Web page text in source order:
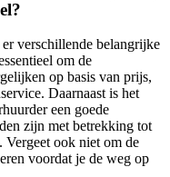
verschillende belangrijke
om de
op basis van prijs,
Daarnaast is het
een goede
zijn met betrekking tot
Vergeet ook niet om de
voordat je de weg op